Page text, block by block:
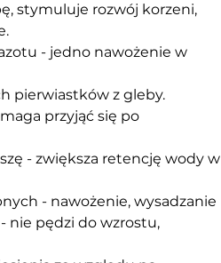
stymuluje rozwój korzeni,
- jedno nawożenie w
pierwiastków z gleby.
przyjąć się po
- zwiększa retencję wody w
- nawożenie, wysadzanie
nie pędzi do wzrostu,